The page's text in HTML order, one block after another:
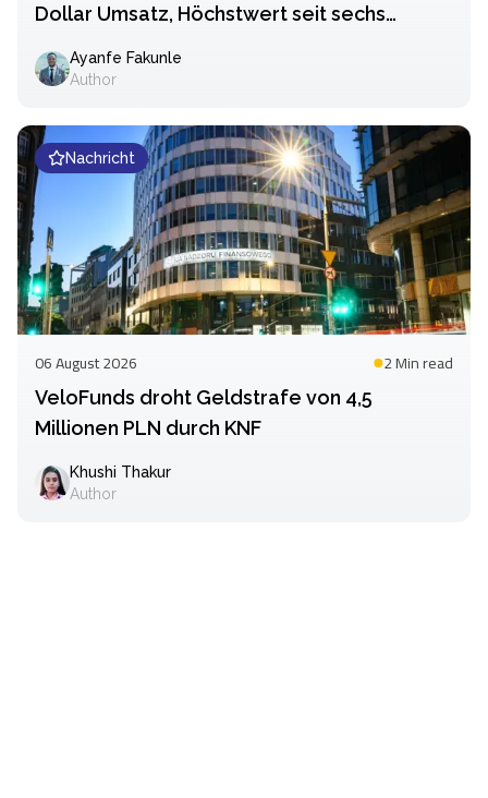
Dollar Umsatz, Höchstwert seit sechs
Ayanfe Fakunle
Author
Nachricht
06 August 2026 2 Minread
VeloFunds droht Geldstrafe von 4,5
Millionen PLN durch KNF
Khushi Thakur
Author